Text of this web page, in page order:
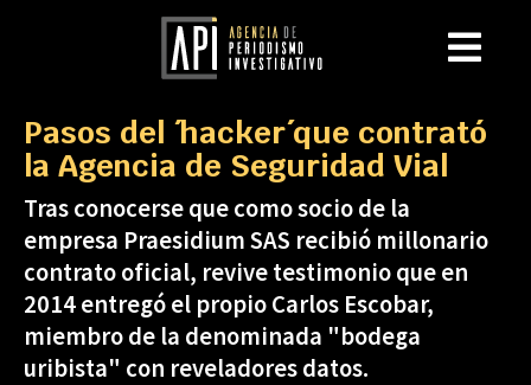
Pasos del ´hacker´que contrató
la Agencia de Seguridad Vial
Tras conocerse que como socio de la
empresa Praesidium SAS recibió millonario
contrato oficial, revive testimonio que en
2014 entregó el propio Carlos Escobar,
miembro de la denominada "bodega
uribista" con reveladores datos.